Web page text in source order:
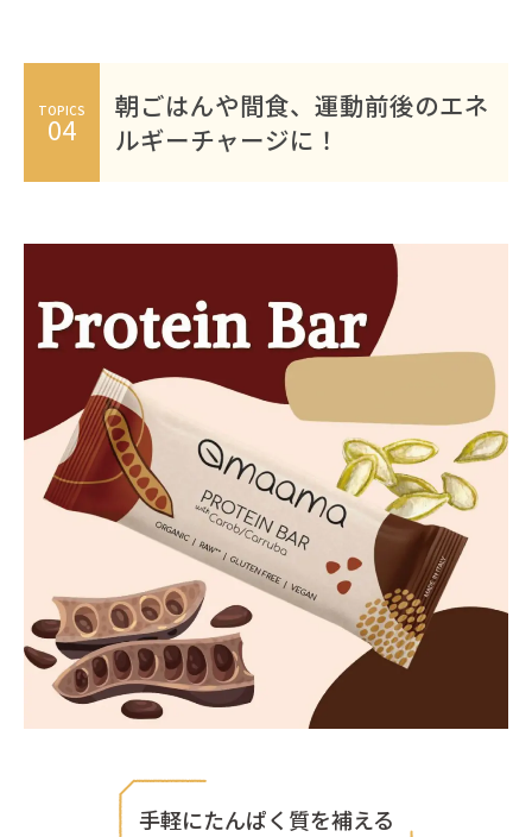
TOPICS
04
朝ごはんや間食、運動前後のエネ
ルギーチャージに！
手軽にたんぱく質を補える